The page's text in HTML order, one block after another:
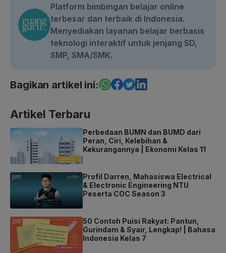
Platform bimbingan belajar online
terbesar dan terbaik di Indonesia.
Menyediakan layanan belajar berbasis
teknologi interaktif untuk jenjang SD,
SMP, SMA/SMK.
Bagikan artikel ini:
Artikel Terbaru
Perbedaan BUMN dan BUMD dari
Peran, Ciri, Kelebihan &
Kekurangannya | Ekonomi Kelas 11
Profil Darren, Mahasiswa Electrical
& Electronic Engineering NTU
Peserta COC Season 3
50 Contoh Puisi Rakyat: Pantun,
Gurindam & Syair, Lengkap! | Bahasa
Indonesia Kelas 7